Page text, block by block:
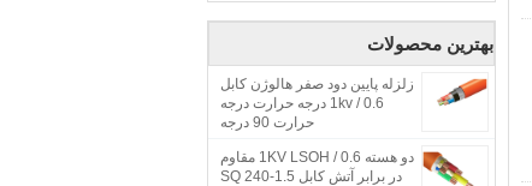
بهترین محصولات
زلزله پایین دود صفر هالوژن کابل
0.6 / 1kv درجه حرارت درجه
حرارت 90 درجه
دو هسته 0.6 / 1KV LSOH مقاوم
در برابر آتش کابل 1.5-240 SQ